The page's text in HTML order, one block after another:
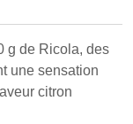
g de Ricola, des
une sensation
citron